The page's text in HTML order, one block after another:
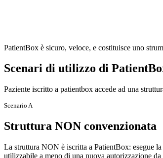
PatientBox è sicuro, veloce, e costituisce uno
Scenari di utilizzo di
Paziente iscritto a patientbox accede ad una
Scenario A
Struttura NON convenzionata
La struttura NON è iscritta a PatientBox: esegue
utilizzabile a meno di una nuova autorizzazione da